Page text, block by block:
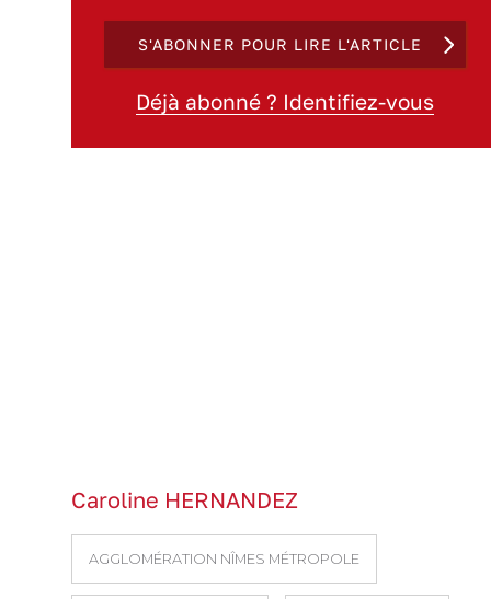
S'ABONNER POUR LIRE L'ARTICLE
Déjà abonné ? Identifiez-vous
Caroline HERNANDEZ
AGGLOMÉRATION NÎMES MÉTROPOLE